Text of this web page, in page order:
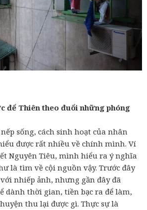
để Thiên theo đuổi những phóng
sống, cách sinh hoạt của nhân
được rất nhiều về chính mình. Ví
Nguyên Tiêu, mình hiểu ra ý nghĩa
là tìm về cội nguồn vậy. Trước đây
nhiếp ảnh, nhưng gần đây đã
dành thời gian, tiền bạc ra để làm,
thu lại được gì. Thực sự là